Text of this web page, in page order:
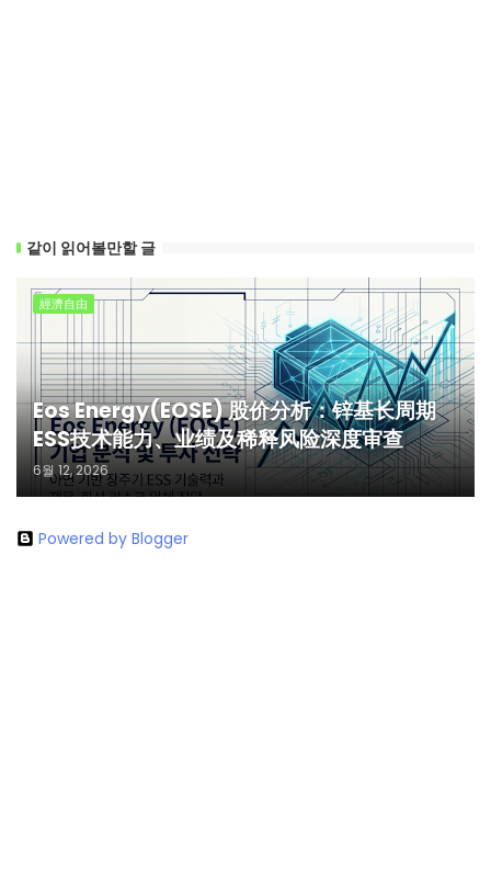
같이 읽어볼만할 글
經濟自由
Eos Energy(EOSE) 股价分析：锌基长周期
ESS技术能力、业绩及稀释风险深度审查
6월 12, 2026
Powered by Blogger